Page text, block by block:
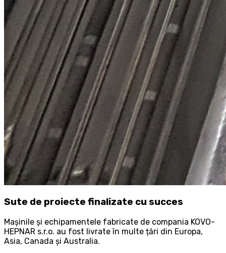
Sute de proiecte finalizate cu succes
Mașinile și echipamentele fabricate de compania KOVO-
HEPNAR s.r.o. au fost livrate în multe țări din Europa,
Asia, Canada și Australia.